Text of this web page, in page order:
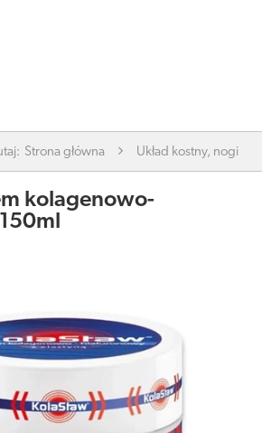
Strona główna Układ kostny, nogi
kolagenowo-